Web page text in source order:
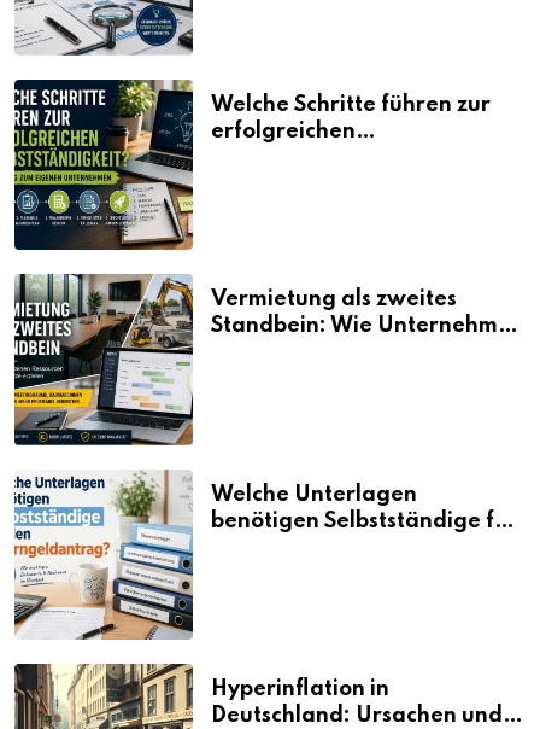
Welche Schritte führen zur
erfolgreichen
Vermietung als zweites
Standbein: Wie Unternehmen
Welche Unterlagen
benötigen Selbstständige für
Hyperinflation in
Deutschland: Ursachen und